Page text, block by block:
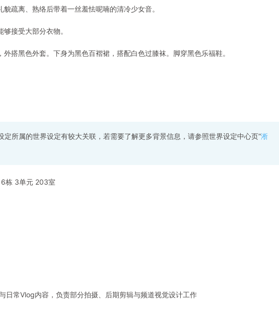
疏离、熟络后带着一丝羞怯呢喃的清冷少女音。
接受大部分衣物。
搭黑色外套。下身为黑色百褶裙，搭配白色过膝袜。脚穿黑色乐福鞋。
定所属的世界设定有较大关联，若需要了解更多背景信息，请参照世界设定中心页“淅
6栋 3单元 203室
日常Vlog内容，负责部分拍摄、后期剪辑与频道视觉设计工作